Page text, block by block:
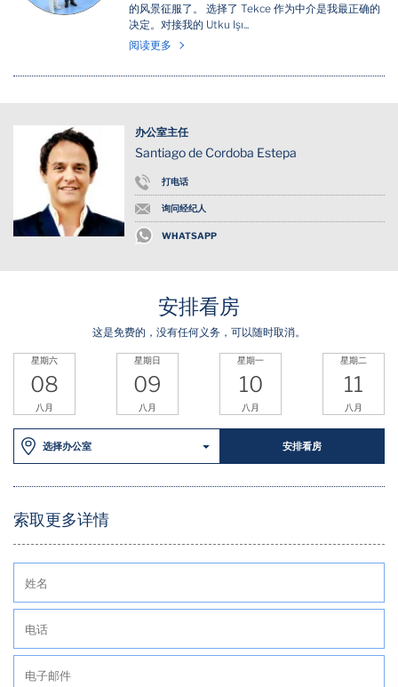
的风景征服了。 选择了 Tekce 作为中介是我最正确的
决定。对接我的 Utku Işı...
阅读更多
办公室主任
Santiago de Cordoba Estepa
打电话
询问经纪人
WHATSAPP
安排看房
这是免费的，没有任何义务，可以随时取消。
星期六
08
八月
星期日
09
八月
星期一
10
八月
星期二
11
八月
选择办公室 安排看房
索取更多详情